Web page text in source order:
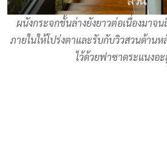
ผนังกระจกชั้นล่างยังยาวต่อเนื่องมาจ
ภายในให้โปร่งตาและรับกับวิวสวนด้าน
ไว้ด้วยฟาซาดระแนงอ